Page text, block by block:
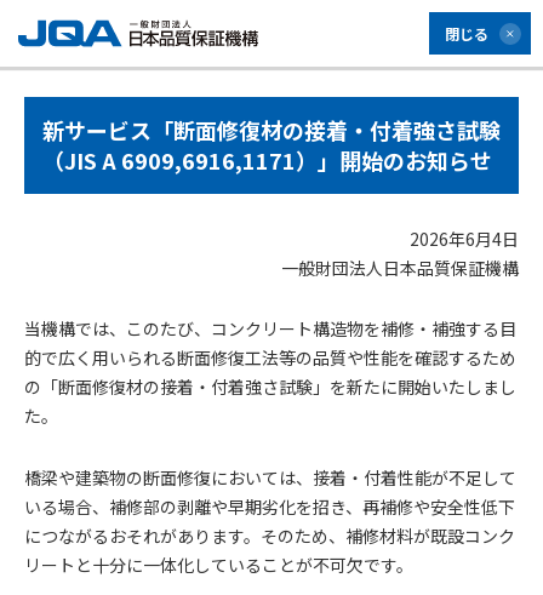
閉じる
新サービス「断面修復材の接着・付着強さ試験
（JIS A 6909,6916,1171）」開始のお知らせ
2026年6月4日
一般財団法人日本品質保証機構
当機構では、このたび、コンクリート構造物を補修・補強する目
的で広く用いられる断面修復工法等の品質や性能を確認するため
の「断面修復材の接着・付着強さ試験」を新たに開始いたしまし
た。
橋梁や建築物の断面修復においては、接着・付着性能が不足して
いる場合、補修部の剥離や早期劣化を招き、再補修や安全性低下
につながるおそれがあります。そのため、補修材料が既設コンク
リートと十分に一体化していることが不可欠です。